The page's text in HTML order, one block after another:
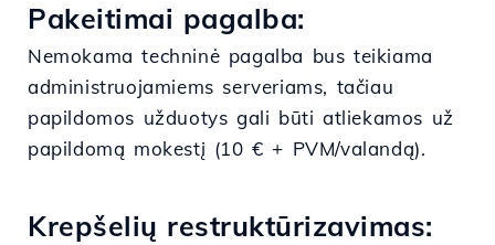
Pakeitimai pagalba:
Nemokama techninė pagalba bus teikiama
administruojamiems serveriams, tačiau
papildomos užduotys gali būti atliekamos už
papildomą mokestį (10 € + PVM/valandą).
Krepšelių restruktūrizavimas: